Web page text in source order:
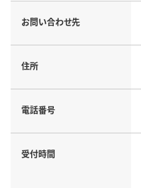
お問い合わせ先
住所
電話番号
受付時間